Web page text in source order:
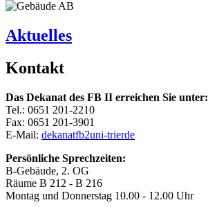
Aktuelles
Kontakt
Das Dekanat des FB II erreichen Sie unter:
Tel.: 0651 201-2210
Fax: 0651 201-3901
E-Mail: dekanatfb2uni-trierde
Persönliche Sprechzeiten:
B-Gebäude, 2. OG
Räume B 212 - B 216
Montag und Donnerstag 10.00 - 12.00 Uhr